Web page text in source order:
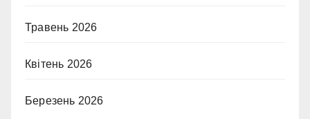
Травень 2026
Квітень 2026
Березень 2026